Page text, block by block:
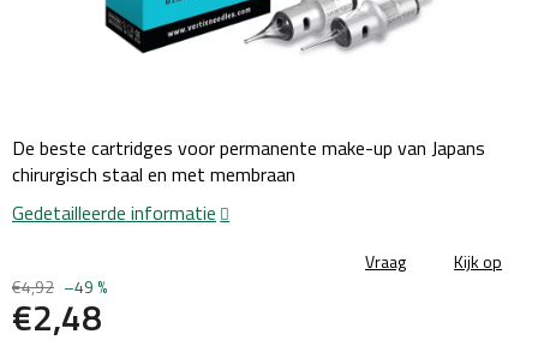
€4,92 –49 %
€2,48
De beste cartridges voor permanente make-up van Japans
chirurgisch staal en met membraan
Gedetailleerde informatie
Vraag Kijk op